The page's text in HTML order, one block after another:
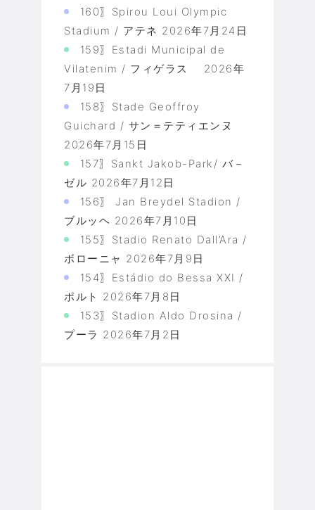
160〗Spirou Loui Olympic
Stadium / アテネ 2026年7月24日
159〗Estadi Municipal de
Vilatenim / フィゲラス
2026年
7月19日
158〗Stade Geoffroy
Guichard / サン＝テティエンヌ
2026年7月15日
157〗Sankt Jakob-Park/ バ－
ゼル 2026年7月12日
156〗 Jan Breydel Stadion /
ブルッヘ 2026年7月10日
155〗Stadio Renato Dall’Ara /
ボローニャ 2026年7月9日
154〗Estádio do Bessa XXI /
ポルト 2026年7月8日
153〗Stadion Aldo Drosina /
プーラ 2026年7月2日